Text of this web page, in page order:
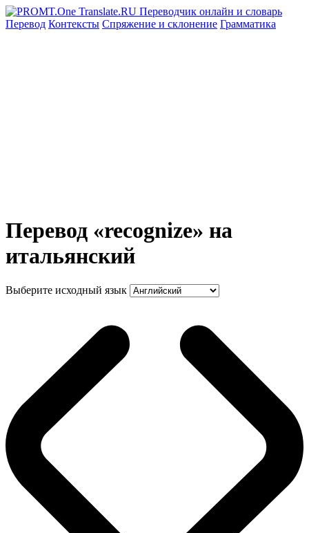
Перевод Контексты Спряжение и склонение Грамматика
Перевод «recognize» на
итальянский
Выберите исходный язык